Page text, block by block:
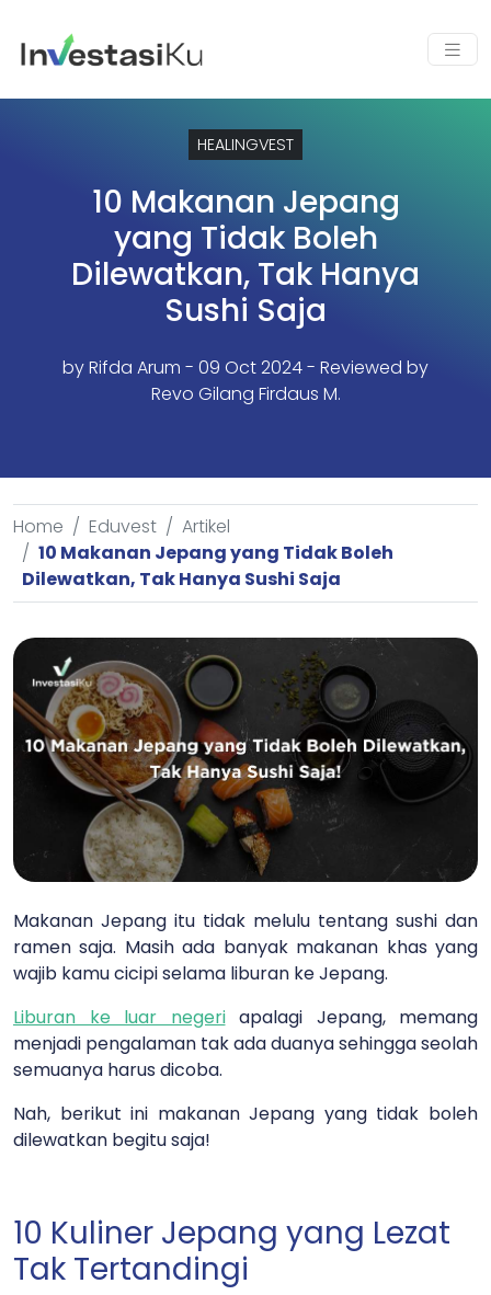
HEALINGVEST
10 Makanan Jepang
yang Tidak Boleh
Dilewatkan, Tak Hanya
Sushi Saja
byRifda Arum - 09 Oct 2024 - Reviewed by
Revo Gilang Firdaus M.
Home Eduvest
Artikel
10 Makanan Jepang yang Tidak Boleh
Dilewatkan, Tak Hanya Sushi Saja
Makanan Jepang itu tidak melulu tentang sushi dan
ramen saja. Masih ada banyak makanan khas yang
wajib kamu cicipi selama liburan ke Jepang.
Liburan ke luar negeriapalagi Jepang, memang
menjadi pengalaman tak ada duanya sehingga seolah
semuanya harus dicoba.
Nah, berikut ini makanan Jepang yang tidak boleh
dilewatkan begitu saja!
10 Kuliner Jepang yang Lezat
Tak Tertandingi